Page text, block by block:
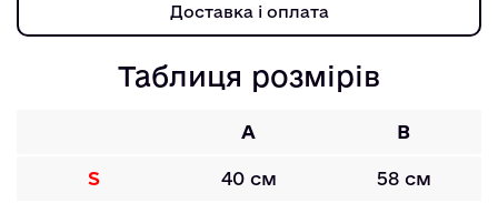
Доставка і оплата
Таблиця розмірів
A B
S 40 см 58 см